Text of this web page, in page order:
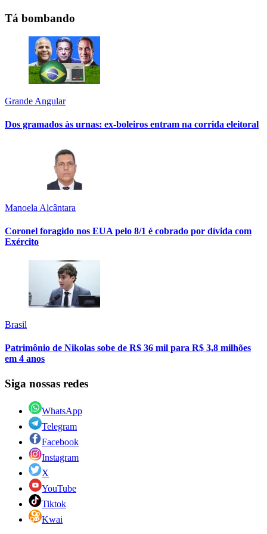
Tá bombando
Grande Angular
Dos gramados às urnas: ex-boleiros entram na corrida eleitoral
Manoela Alcântara
Coronel foragido nos EUA pelo 8/1 é cobrado por dívida com
Exército
Brasil
Patrimônio de Nikolas sobe de R$ 36 mil para R$ 3,8 milhões
em 4 anos
Siga nossas redes
WhatsApp
Telegram
Facebook
Instagram
X
YouTube
Tiktok
Kwai